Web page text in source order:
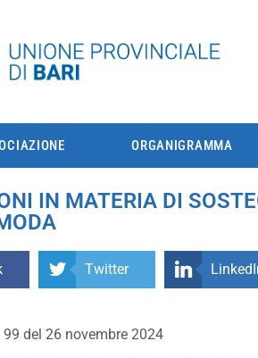
ORGANIGRAMMA
IN MATERIA DI
Twitter
99 del 26 novembre 2024